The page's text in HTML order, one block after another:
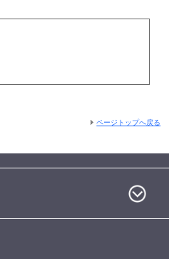
ページトップへ戻る